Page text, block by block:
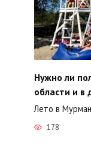
Нужно ли
области и в
Лето в
178